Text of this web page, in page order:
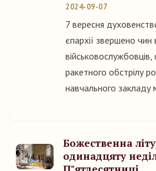
2024-09-07
7 вересня
єпархії звершено чин
військовослужбовців,
ракетного обстрілу
навчального закладу
Божественна
одинадцяту